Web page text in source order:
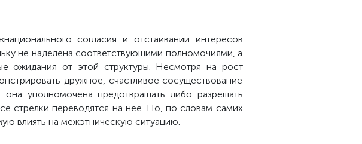
согласия и отстаивании интересов
не наделена соответствующими полномочиями, а
ожидания от этой структуры. Несмотря на рост
дружное, счастливое сосуществование
уполномочена предотвращать либо разрешать
стрелки переводятся на неё. Но, по словам самих
влиять на межэтническую ситуацию.